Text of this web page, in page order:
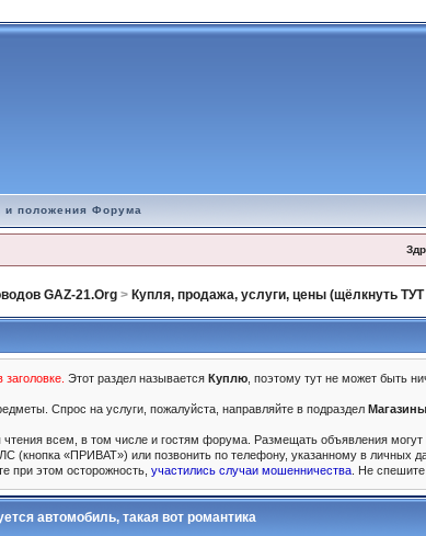
и положения Форума
GAZ-21.Org > Купля, продажа, услуги, цены (щёлкнуть
Этот раздел называетсяКуплю , поэтому тут не может быть
Спрос на услуги, пожалуйста, направляйте в подраздел
чтения всем, в том числе и гостям форума. Размещать объявления
(кнопка «ПРИВАТ») или позвонить по телефону, указанному в
при этом осторожность,участились случаи мошенничества . Не
автомобиль, такая вот романтика